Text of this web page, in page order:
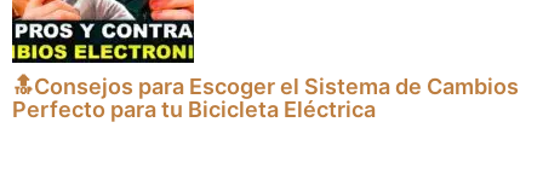
🔝Consejos para Escoger el Sistema de Cambios
Perfecto para tu Bicicleta Eléctrica